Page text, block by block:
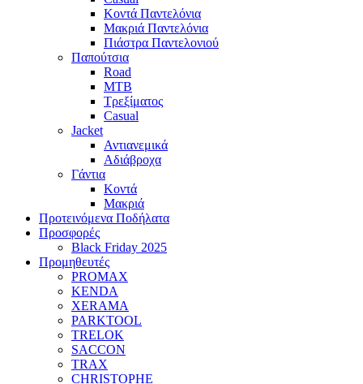
Κοντά Παντελόνια
Μακριά Παντελόνια
Πιάστρα Παντελονιού
Παπούτσια
Road
MTB
Τρεξίματος
Casual
Jacket
Αντιανεμικά
Αδιάβροχα
Γάντια
Κοντά
Μακριά
Προτεινόμενα Ποδήλατα
Προσφορές
Black Friday 2025
Προμηθευτές
PROMAX
KENDA
XERAMA
PARKTOOL
TRELOK
SACCON
TRAX
CHRISTOPHE